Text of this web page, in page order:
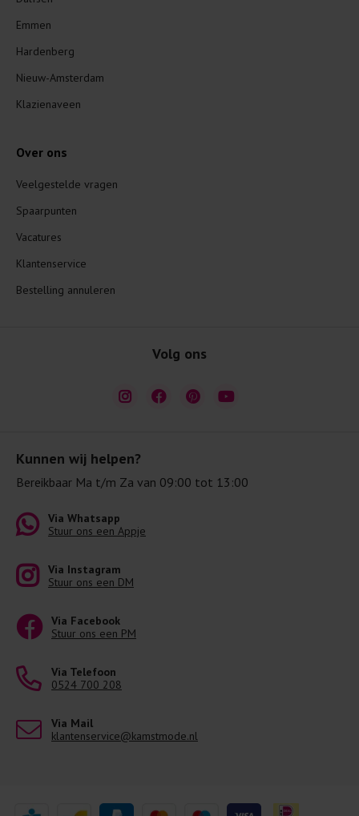
Kunnen wij helpen?
Bereikbaar Ma t/m Za van 09:00 tot 13:00
Via Whatsapp
Stuur ons een Appje
Via Instagram
Stuur ons een DM
Via Facebook
Stuur ons een PM
Via Telefoon
0524 700 208
Via Mail
klantenservice@kamstmode.nl
Emmen
Hardenberg
Nieuw-Amsterdam
Klazienaveen
Over ons
Veelgestelde vragen
Spaarpunten
Vacatures
Klantenservice
Bestelling annuleren
Volg ons